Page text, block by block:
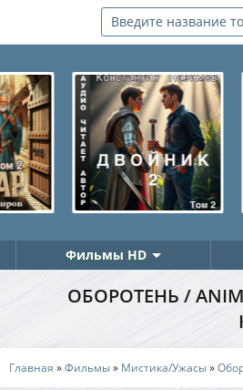
Фильмы HD
ОБОРОТЕНЬ /
Главная »Фильмы» Мистика/Ужасы»